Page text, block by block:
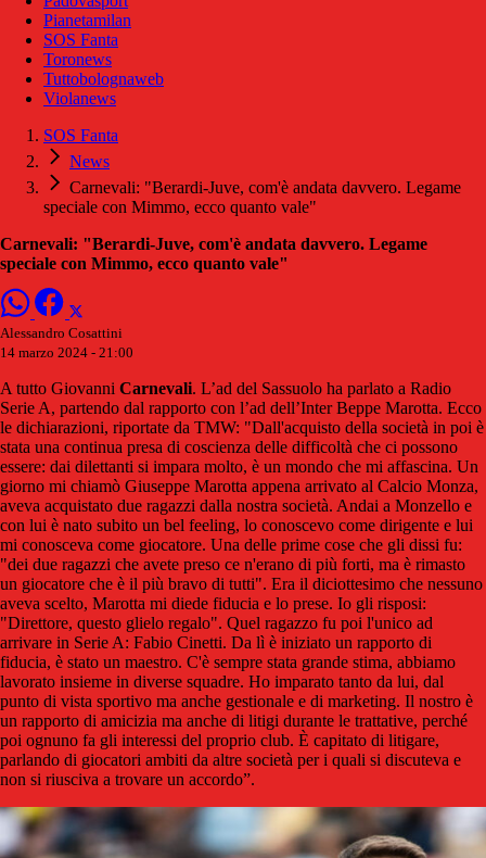
Pianetamilan
SOS Fanta
Toronews
Tuttobolognaweb
Violanews
SOS Fanta
News
Carnevali: "Berardi-Juve, com'è andata davvero. Legame
speciale con Mimmo, ecco quanto vale"
Carnevali: "Berardi-Juve, com'è andata davvero. Legame
speciale con Mimmo, ecco quanto vale"
Alessandro Cosattini
14 marzo 2024 - 21:00
A tutto Giovanni Carnevali. L’ad del Sassuolo ha parlato a Radio
Serie A, partendo dal rapporto con l’ad dell’Inter Beppe Marotta. Ecco
le dichiarazioni, riportate da TMW: "Dall'acquisto della società in poi è
stata una continua presa di coscienza delle difficoltà che ci possono
essere: dai dilettanti si impara molto, è un mondo che mi affascina. Un
giorno mi chiamò Giuseppe Marotta appena arrivato al Calcio Monza,
aveva acquistato due ragazzi dalla nostra società. Andai a Monzello e
con lui è nato subito un bel feeling, lo conoscevo come dirigente e lui
mi conosceva come giocatore. Una delle prime cose che gli dissi fu:
"dei due ragazzi che avete preso ce n'erano di più forti, ma è rimasto
un giocatore che è il più bravo di tutti". Era il diciottesimo che nessuno
aveva scelto, Marotta mi diede fiducia e lo prese. Io gli risposi:
"Direttore, questo glielo regalo". Quel ragazzo fu poi l'unico ad
arrivare in Serie A: Fabio Cinetti. Da lì è iniziato un rapporto di
fiducia, è stato un maestro. C'è sempre stata grande stima, abbiamo
lavorato insieme in diverse squadre. Ho imparato tanto da lui, dal
punto di vista sportivo ma anche gestionale e di marketing. Il nostro è
un rapporto di amicizia ma anche di litigi durante le trattative, perché
poi ognuno fa gli interessi del proprio club. È capitato di litigare,
parlando di giocatori ambiti da altre società per i quali si discuteva e
non si riusciva a trovare un accordo”.